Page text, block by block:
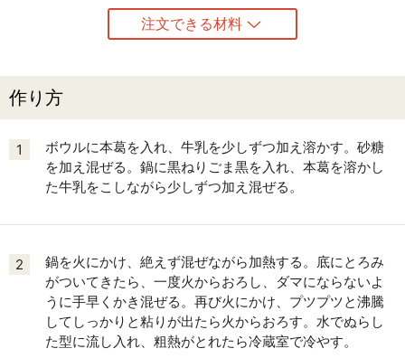
注文できる材料
作り方
1
ボウルに本葛を入れ、牛乳を少しずつ加え溶かす。砂糖
を加え混ぜる。鍋に黒ねりごま黒を入れ、本葛を溶かし
た牛乳をこしながら少しずつ加え混ぜる。
2
鍋を火にかけ、絶えず混ぜながら加熱する。底にとろみ
がついてきたら、一度火からおろし、ダマにならないよ
うに手早くかき混ぜる。再び火にかけ、プツプツと沸騰
してしっかりと粘りが出たら火からおろす。水でぬらし
た型に流し入れ、粗熱がとれたら冷蔵室で冷やす。